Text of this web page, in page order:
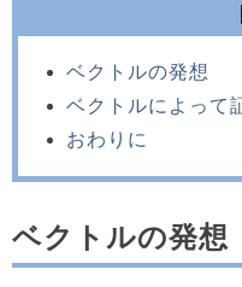
ベクトルの発想
ベクトルによって
おわりに
ベクトルの発想